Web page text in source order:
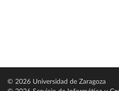
© 2026 Universidad de Zaragoza